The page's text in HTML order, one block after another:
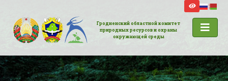
Гродненский областной комитет
природных ресурсов и охраны
окружающей среды